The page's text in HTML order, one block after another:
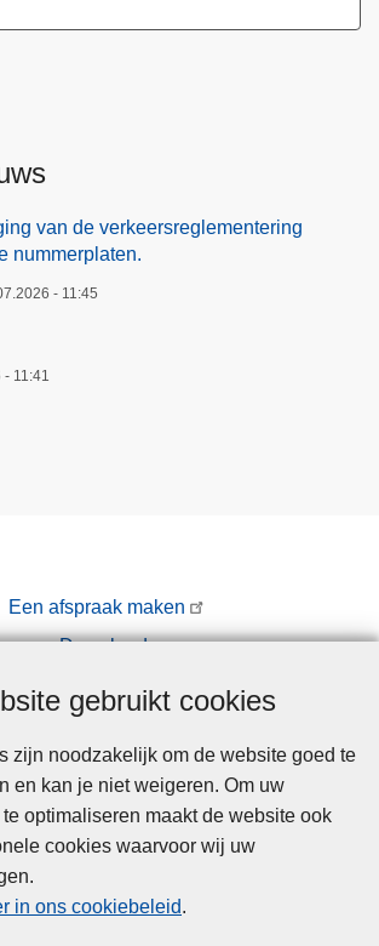
gebruikt cookies
zijn noodzakelijk om de website goed te
en kan je niet weigeren. Om uw
optimaliseren maakt de website ook
cookies waarvoor wij uw
in ons cookiebeleid.
van de verkeersreglementering
nummerplaten.
- 11:45
- 11:41
Een afspraak maken
Downloads
Privacy